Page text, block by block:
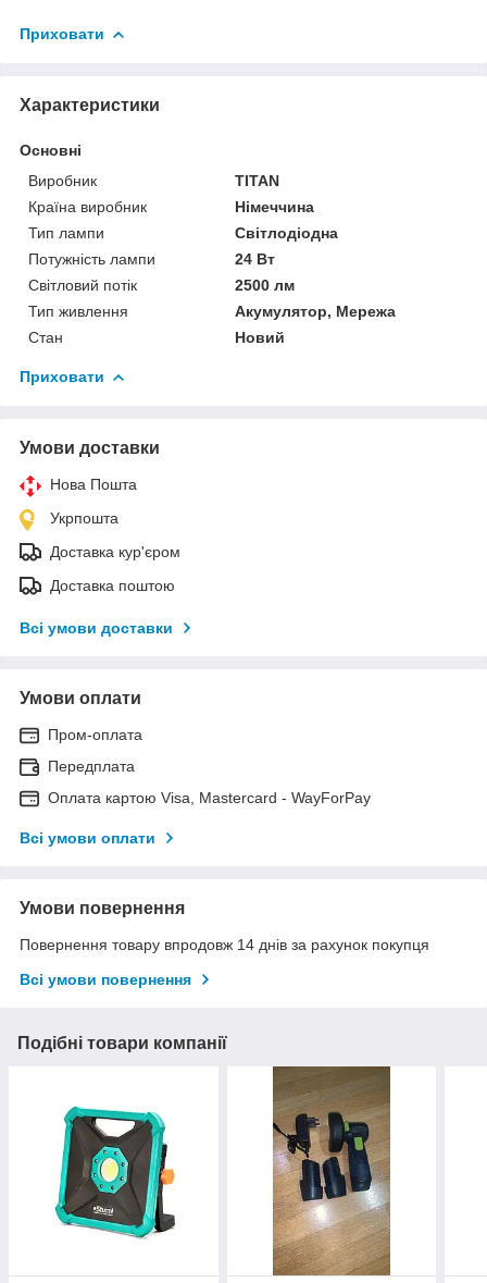
Приховати
Характеристики
Основні
Виробник
TITAN
Країна виробник
Німеччина
Тип лампи
Світлодіодна
Потужність лампи
24 Вт
Світловий потік
2500 лм
Тип живлення
Акумулятор, Мережа
Стан
Новий
Приховати
Умови доставки
Нова Пошта
Укрпошта
Доставка кур'єром
Доставка поштою
Всі умови доставки
Умови оплати
Пром-оплата
Передплата
Оплата картою Visa, Mastercard - WayForPay
Всі умови оплати
Умови повернення
Повернення товару впродовж 14 днів за рахунок покупця
Всі умови повернення
Подібні товари компанії